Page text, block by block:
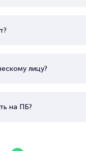
лицу?
на ПБ?